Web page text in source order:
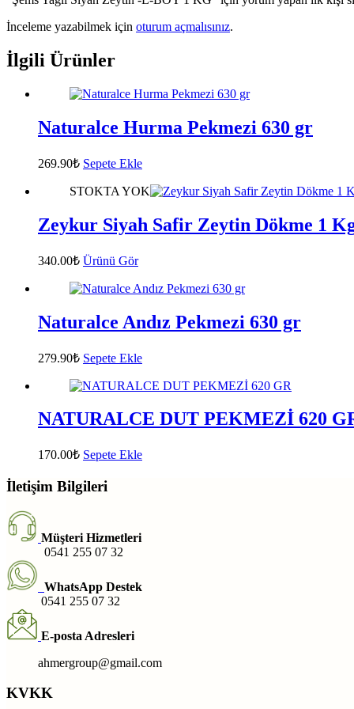
İnceleme yazabilmek için oturum açmalısınız.
İlgili Ürünler
Naturalce Hurma Pekmezi 630 gr
269.90₺ Sepete Ekle
STOKTA YOK
Zeykur Siyah Safir Zeytin Dökme 1
340.00₺ Ürünü Gör
Naturalce Andız Pekmezi 630 gr
279.90₺ Sepete Ekle
NATURALCE DUT PEKMEZİ 620
170.00₺ Sepete Ekle
İletişim Bilgileri
Müşteri Hizmetleri
0541 255 07 32
WhatsApp Destek
0541 255 07 32
E-posta Adresleri
ahmergroup@gmail.com
KVKK